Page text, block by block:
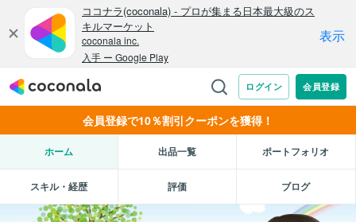
会員登録で10％割引クーポンを獲得！
ホーム 出品一覧 ポートフォリオ
スキル・経歴 評価 ブログ